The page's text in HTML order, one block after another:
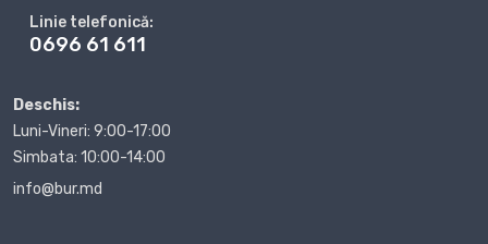
Linie telefonică:
0696 61 611
Deschis:
Luni-Vineri: 9:00-17:00
Simbata: 10:00-14:00
info@bur.md